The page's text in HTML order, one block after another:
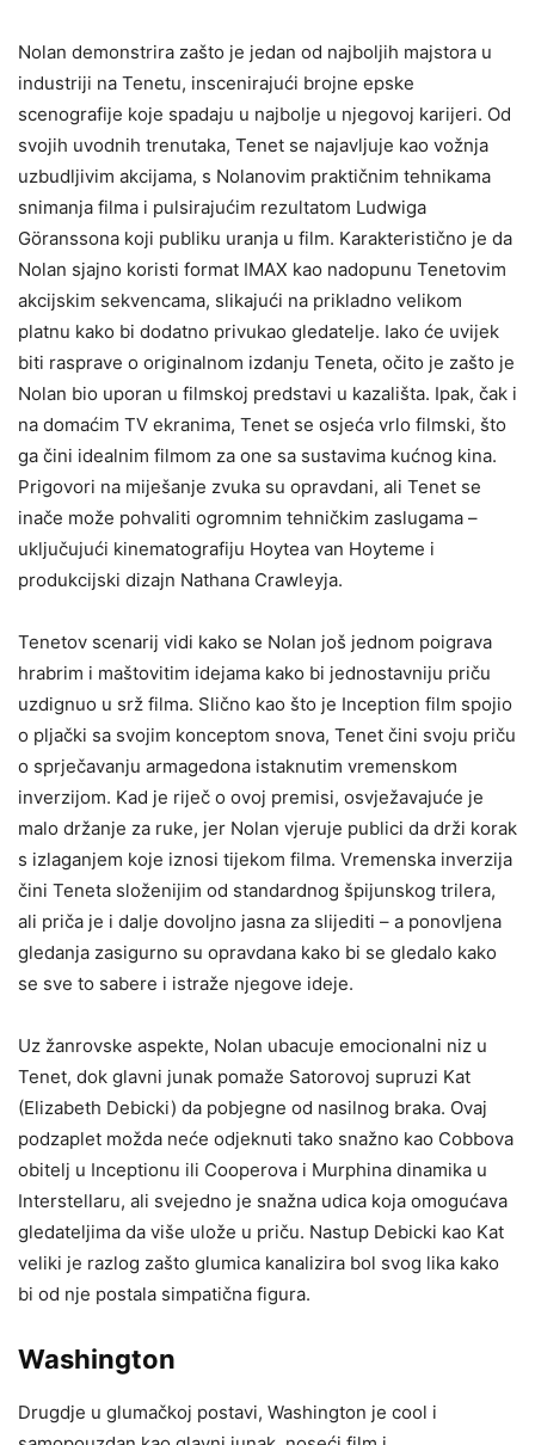
Nolan demonstrira zašto je jedan od najboljih majstora u
industriji na Tenetu, inscenirajući brojne epske
scenografije koje spadaju u najbolje u njegovoj karijeri. Od
svojih uvodnih trenutaka, Tenet se najavljuje kao vožnja
uzbudljivim akcijama, s Nolanovim praktičnim tehnikama
snimanja filma i pulsirajućim rezultatom Ludwiga
Göranssona koji publiku uranja u film. Karakteristično je da
Nolan sjajno koristi format IMAX kao nadopunu Tenetovim
akcijskim sekvencama, slikajući na prikladno velikom
platnu kako bi dodatno privukao gledatelje. Iako će uvijek
biti rasprave o originalnom izdanju Teneta, očito je zašto je
Nolan bio uporan u filmskoj predstavi u kazališta. Ipak, čak i
na domaćim TV ekranima, Tenet se osjeća vrlo filmski, što
ga čini idealnim filmom za one sa sustavima kućnog kina.
Prigovori na miješanje zvuka su opravdani, ali Tenet se
inače može pohvaliti ogromnim tehničkim zaslugama –
uključujući kinematografiju Hoytea van Hoyteme i
produkcijski dizajn Nathana Crawleyja.
Tenetov scenarij vidi kako se Nolan još jednom poigrava
hrabrim i maštovitim idejama kako bi jednostavniju priču
uzdignuo u srž filma. Slično kao što je Inception film spojio
o pljački sa svojim konceptom snova, Tenet čini svoju priču
o sprječavanju armagedona istaknutim vremenskom
inverzijom. Kad je riječ o ovoj premisi, osvježavajuće je
malo držanje za ruke, jer Nolan vjeruje publici da drži korak
s izlaganjem koje iznosi tijekom filma. Vremenska inverzija
čini Teneta složenijim od standardnog špijunskog trilera,
ali priča je i dalje dovoljno jasna za slijediti – a ponovljena
gledanja zasigurno su opravdana kako bi se gledalo kako
se sve to sabere i istraže njegove ideje.
Uz žanrovske aspekte, Nolan ubacuje emocionalni niz u
Tenet, dok glavni junak pomaže Satorovoj supruzi Kat
(Elizabeth Debicki) da pobjegne od nasilnog braka. Ovaj
podzaplet možda neće odjeknuti tako snažno kao Cobbova
obitelj u Inceptionu ili Cooperova i Murphina dinamika u
Interstellaru, ali svejedno je snažna udica koja omogućava
gledateljima da više ulože u priču. Nastup Debicki kao Kat
veliki je razlog zašto glumica kanalizira bol svog lika kako
bi od nje postala simpatična figura.
Washington
Drugdje u glumačkoj postavi, Washington je cool i